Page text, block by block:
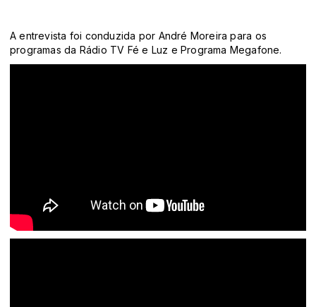
A entrevista foi conduzida por André Moreira para os
programas da Rádio TV Fé e Luz e Programa Megafone.